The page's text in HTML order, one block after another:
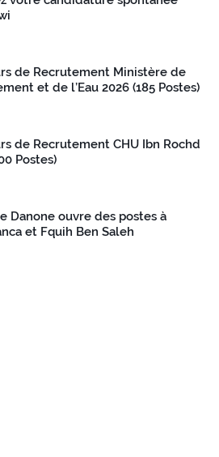
de Recrutement Ministère de
et de l’Eau 2026 (185 Postes)
de Recrutement CHU Ibn Rochd
Postes)
Danone ouvre des postes à
et Fquih Ben Saleh